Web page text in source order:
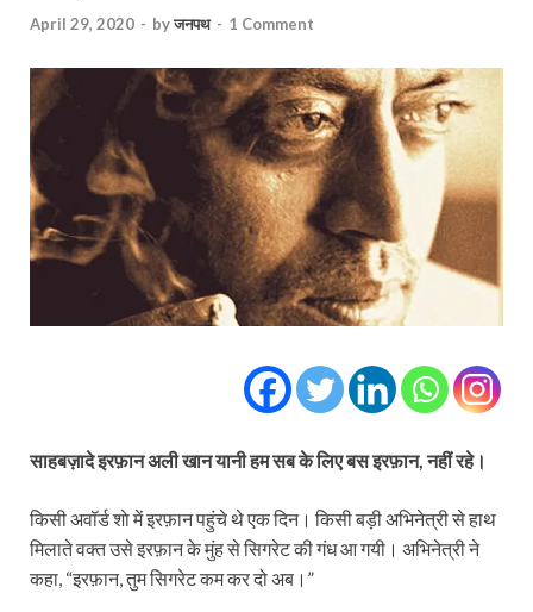
April 29, 2020 - byजनपथ - 1 Comment
साहबज़ादे इरफ़ान अली खान यानी हम सब के लिए बस इरफ़ान, नहीं रहे।
किसी अवॉर्ड शाे में इरफ़ान पहुंचे थे एक दिन। किसी बड़ी अभिनेत्री से हाथ
मिलाते वक्त उसे इरफ़ान के मुंह से सिगरेट की गंध आ गयी। अभिनेत्री ने
कहा, “इरफ़ान, तुम सिगरेट कम कर दो अब।”